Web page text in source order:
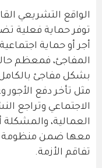
الواقع التشريعي
توفر حماية فعلية
أجر أو حماية
المفاجئ، فمعظم
بشكل مفاجئ
مثل تأخر دفع
الاجتماعي وتراجع
العمالية،
معها ضمن منظومة
تفاقم الأزمة.